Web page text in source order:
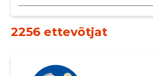
2256 ettevõtjat